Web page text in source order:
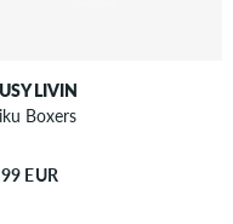
LIVIN
Boxers
EUR